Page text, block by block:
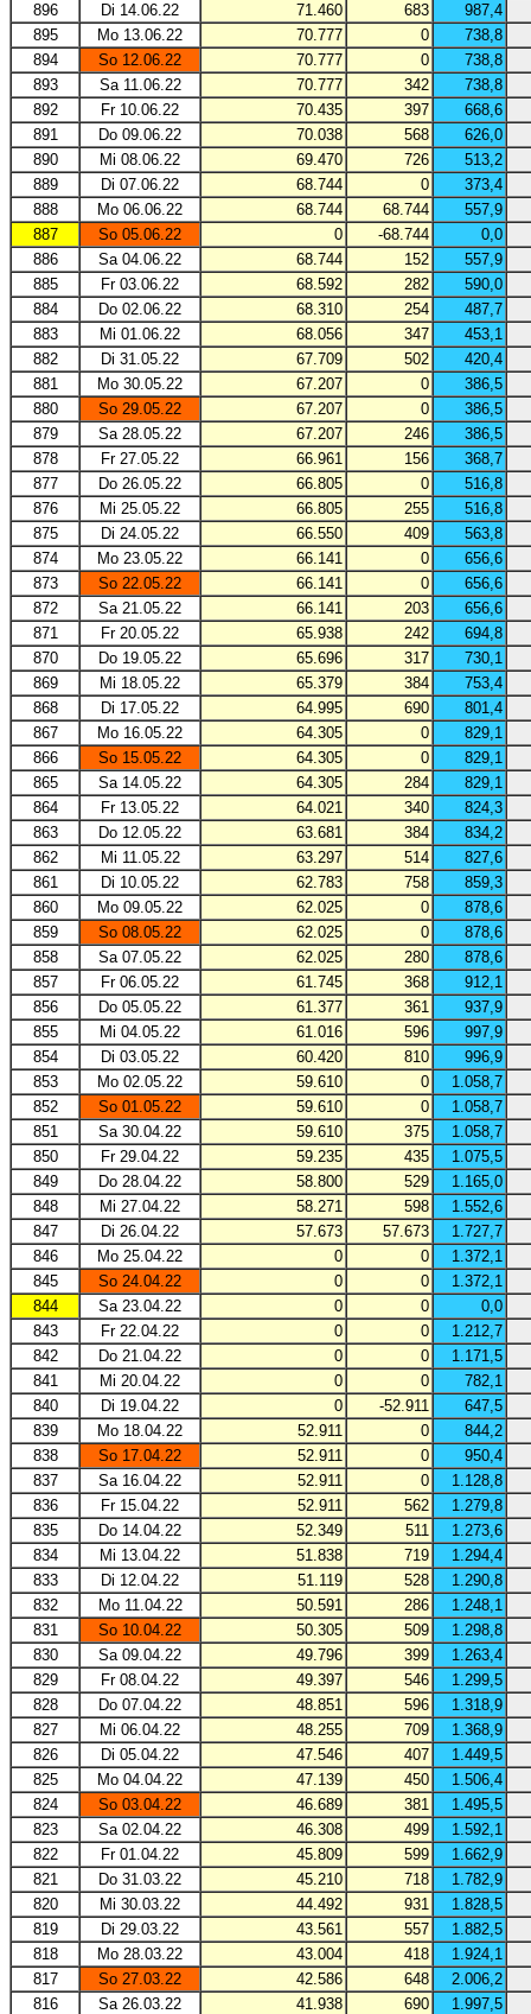
896
Di 14.06.22 71.460 683
987,4
895
Mo 13.06.22 70.777 0
738,8
894
So 12.06.22 70.777 0
738,8
893
Sa 11.06.22 70.777 342
738,8
892
Fr 10.06.22 70.435 397
668,6
891
Do 09.06.22 70.038 568
626,0
890
Mi 08.06.22 69.470 726
513,2
889
Di 07.06.22 68.744 0
373,4
888
Mo 06.06.22 68.744 68.744
557,9
887
So 05.06.22 0 -68.744
0,0
886
Sa 04.06.22 68.744 152
557,9
885
Fr 03.06.22 68.592 282
590,0
884
Do 02.06.22 68.310 254
487,7
883
Mi 01.06.22 68.056 347
453,1
882
Di 31.05.22 67.709 502
420,4
881
Mo 30.05.22 67.207 0
386,5
880
So 29.05.22 67.207 0
386,5
879
Sa 28.05.22 67.207 246
386,5
878
Fr 27.05.22 66.961 156
368,7
877
Do 26.05.22 66.805 0
516,8
876
Mi 25.05.22 66.805 255
516,8
875
Di 24.05.22 66.550 409
563,8
874
Mo 23.05.22 66.141 0
656,6
873
So 22.05.22 66.141 0
656,6
872
Sa 21.05.22 66.141 203
656,6
871
Fr 20.05.22 65.938 242
694,8
870
Do 19.05.22 65.696 317
730,1
869
Mi 18.05.22 65.379 384
753,4
868
Di 17.05.22 64.995 690
801,4
867
Mo 16.05.22 64.305 0
829,1
866
So 15.05.22 64.305 0
829,1
865
Sa 14.05.22 64.305 284
829,1
864
Fr 13.05.22 64.021 340
824,3
863
Do 12.05.22 63.681 384
834,2
862
Mi 11.05.22 63.297 514
827,6
861
Di 10.05.22 62.783 758
859,3
860
Mo 09.05.22 62.025 0
878,6
859
So 08.05.22 62.025 0
878,6
858
Sa 07.05.22 62.025 280
878,6
857
Fr 06.05.22 61.745 368
912,1
856
Do 05.05.22 61.377 361
937,9
855
Mi 04.05.22 61.016 596
997,9
854
Di 03.05.22 60.420 810
996,9
853
Mo 02.05.22 59.610 0
1.058,7
852
So 01.05.22 59.610 0
1.058,7
851
Sa 30.04.22 59.610 375
1.058,7
850
Fr 29.04.22 59.235 435
1.075,5
849
Do 28.04.22 58.800 529
1.165,0
848
Mi 27.04.22 58.271 598
1.552,6
847
Di 26.04.22 57.673 57.673
1.727,7
846
Mo 25.04.22 0 0
1.372,1
845
So 24.04.22 0 0
1.372,1
844
Sa 23.04.22 0 0
0,0
843
Fr 22.04.22 0 0
1.212,7
842
Do 21.04.22 0 0
1.171,5
841
Mi 20.04.22 0 0
782,1
840
Di 19.04.22 0 -52.911
647,5
839
Mo 18.04.22 52.911 0
844,2
838
So 17.04.22 52.911 0
950,4
837
Sa 16.04.22 52.911 0
1.128,8
836
Fr 15.04.22 52.911 562
1.279,8
835
Do 14.04.22 52.349 511
1.273,6
834
Mi 13.04.22 51.838 719
1.294,4
833
Di 12.04.22 51.119 528
1.290,8
832
Mo 11.04.22 50.591 286
1.248,1
831
So 10.04.22 50.305 509
1.298,8
830
Sa 09.04.22 49.796 399
1.263,4
829
Fr 08.04.22 49.397 546
1.299,5
828
Do 07.04.22 48.851 596
1.318,9
827
Mi 06.04.22 48.255 709
1.368,9
826
Di 05.04.22 47.546 407
1.449,5
825
Mo 04.04.22 47.139 450
1.506,4
824
So 03.04.22 46.689 381
1.495,5
823
Sa 02.04.22 46.308 499
1.592,1
822
Fr 01.04.22 45.809 599
1.662,9
821
Do 31.03.22 45.210 718
1.782,9
820
Mi 30.03.22 44.492 931
1.828,5
819
Di 29.03.22 43.561 557
1.882,5
818
Mo 28.03.22 43.004 418
1.924,1
817
So 27.03.22 42.586 648
2.006,2
816
Sa 26.03.22 41.938 690 1.997,5